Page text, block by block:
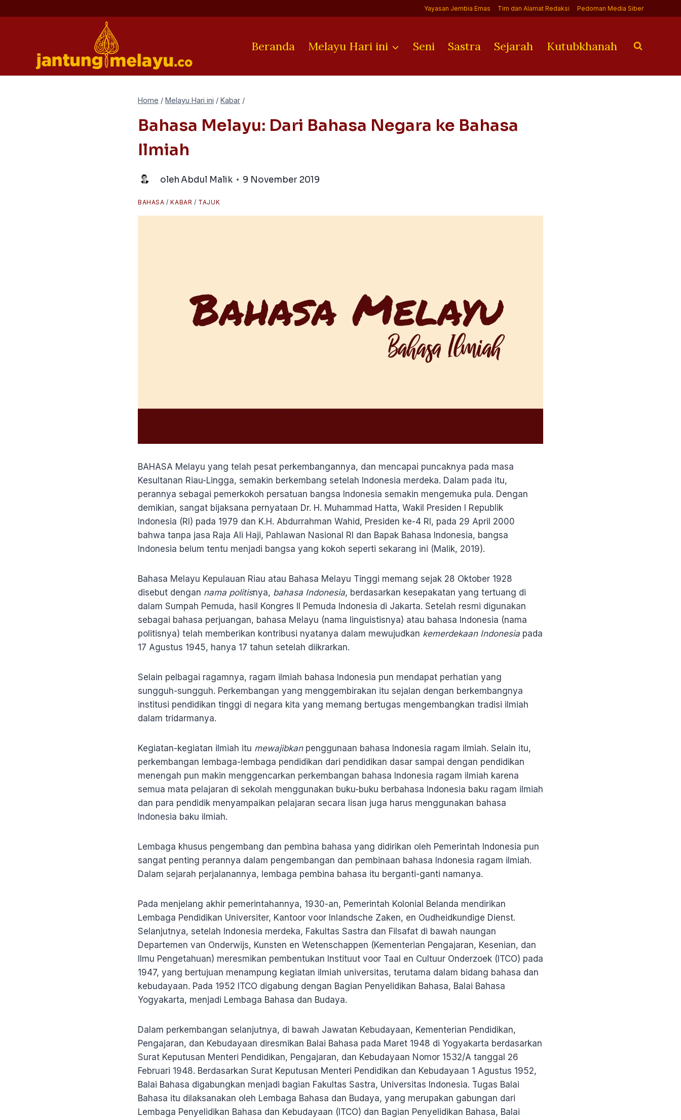
to
Yayasan Jembia Emas Tim dan Alamat Redaksi Pedoman Media Siber
Beranda Melayu Hari ini Seni Sastra Sejarah Kutubkhanah
Home / Melayu Hari ini / Kabar /
Bahasa Melayu: Dari Bahasa Negara ke Bahasa
Ilmiah
olehAbdul Malik 9 November 2019
BAHASA /KABAR / TAJUK
BAHASA Melayu yang telah pesat perkembangannya, dan mencapai puncaknya pada masa
Kesultanan Riau-Lingga, semakin berkembang setelah Indonesia merdeka. Dalam pada itu,
perannya sebagai pemerkokoh persatuan bangsa Indonesia semakin mengemuka pula. Dengan
demikian, sangat bijaksana pernyataan Dr. H. Muhammad Hatta, Wakil Presiden I Republik
Indonesia (RI) pada 1979 dan K.H. Abdurrahman Wahid, Presiden ke-4 RI, pada 29 April 2000
bahwa tanpa jasa Raja Ali Haji, Pahlawan Nasional RI dan Bapak Bahasa Indonesia, bangsa
Indonesia belum tentu menjadi bangsa yang kokoh seperti sekarang ini (Malik, 2019).
Bahasa Melayu Kepulauan Riau atau Bahasa Melayu Tinggi memang sejak 28 Oktober 1928
disebut dengan nama politisnya, bahasa Indonesia, berdasarkan kesepakatan yang tertuang di
dalam Sumpah Pemuda, hasil Kongres II Pemuda Indonesia di Jakarta. Setelah resmi digunakan
sebagai bahasa perjuangan, bahasa Melayu (nama linguistisnya) atau bahasa Indonesia (nama
politisnya) telah memberikan kontribusi nyatanya dalam mewujudkan kemerdekaan Indonesia pada
17 Agustus 1945, hanya 17 tahun setelah diikrarkan.
Selain pelbagai ragamnya, ragam ilmiah bahasa Indonesia pun mendapat perhatian yang
sungguh-sungguh. Perkembangan yang menggembirakan itu sejalan dengan berkembangnya
institusi pendidikan tinggi di negara kita yang memang bertugas mengembangkan tradisi ilmiah
dalam tridarmanya.
Kegiatan-kegiatan ilmiah itu mewajibkanpenggunaan bahasa Indonesia ragam ilmiah. Selain itu,
perkembangan lembaga-lembaga pendidikan dari pendidikan dasar sampai dengan pendidikan
menengah pun makin menggencarkan perkembangan bahasa Indonesia ragam ilmiah karena
semua mata pelajaran di sekolah menggunakan buku-buku berbahasa Indonesia baku ragam ilmiah
dan para pendidik menyampaikan pelajaran secara lisan juga harus menggunakan bahasa
Indonesia baku ilmiah.
Lembaga khusus pengembang dan pembina bahasa yang didirikan oleh Pemerintah Indonesia pun
sangat penting perannya dalam pengembangan dan pembinaan bahasa Indonesia ragam ilmiah.
Dalam sejarah perjalanannya, lembaga pembina bahasa itu berganti-ganti namanya.
Pada menjelang akhir pemerintahannya, 1930-an, Pemerintah Kolonial Belanda mendirikan
Lembaga Pendidikan Universiter, Kantoor voor Inlandsche Zaken, en Oudheidkundige Dienst.
Selanjutnya, setelah Indonesia merdeka, Fakultas Sastra dan Filsafat di bawah naungan
Departemen van Onderwijs, Kunsten en Wetenschappen (Kementerian Pengajaran, Kesenian, dan
Ilmu Pengetahuan) meresmikan pembentukan Instituut voor Taal en Cultuur Onderzoek (ITCO) pada
1947, yang bertujuan menampung kegiatan ilmiah universitas, terutama dalam bidang bahasa dan
kebudayaan. Pada 1952 ITCO digabung dengan Bagian Penyelidikan Bahasa, Balai Bahasa
Yogyakarta, menjadi Lembaga Bahasa dan Budaya.
Dalam perkembangan selanjutnya, di bawah Jawatan Kebudayaan, Kementerian Pendidikan,
Pengajaran, dan Kebudayaan diresmikan Balai Bahasa pada Maret 1948 di Yogyakarta berdasarkan
Surat Keputusan Menteri Pendidikan, Pengajaran, dan Kebudayaan Nomor 1532/A tanggal 26
Februari 1948. Berdasarkan Surat Keputusan Menteri Pendidikan dan Kebudayaan 1 Agustus 1952,
Balai Bahasa digabungkan menjadi bagian Fakultas Sastra, Universitas Indonesia. Tugas Balai
Bahasa itu dilaksanakan oleh Lembaga Bahasa dan Budaya, yang merupakan gabungan dari
Lembaga Penyelidikan Bahasa dan Kebudayaan (ITCO) dan Bagian Penyelidikan Bahasa, Balai